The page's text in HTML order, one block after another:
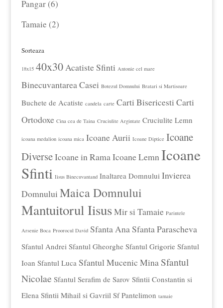
Pangar 66
produse
Tamaie 22
Sorteaza
18x15 40x30Acatiste Sfinti Antonie cel mare
Binecuvantarea Casei Botezul Domnului Bratari si Martisoare
Buchete de Acatiste candela carte Carti Bisericesti Carti
Ortodoxe Cina cea de Taina Cruciulite Argintate Cruciulite Lemn
icoana medalion icoana mica Icoane Aurii Icoane Diptice Icoane
DiverseIcoane in RamaIcoane LemnIcoane
Sfinti Iisus Binecuvantand Inaltarea Domnului Invierea
Domnului Maica Domnului
Mantuitorul IisusMir si Tamaie Parintele
Arsenie Boca Proorocul David Sfanta AnaSfanta Parascheva
Sfantul Andrei Sfantul Gheorghe Sfantul Grigorie Sfantul
Ioan Sfantul Luca Sfantul Mucenic Mina Sfantul
Nicolae Sfantul Serafim de Sarov Sfintii Constantin si
Elena Sfintii Mihail si Gavriil Sf Pantelimon tamaie